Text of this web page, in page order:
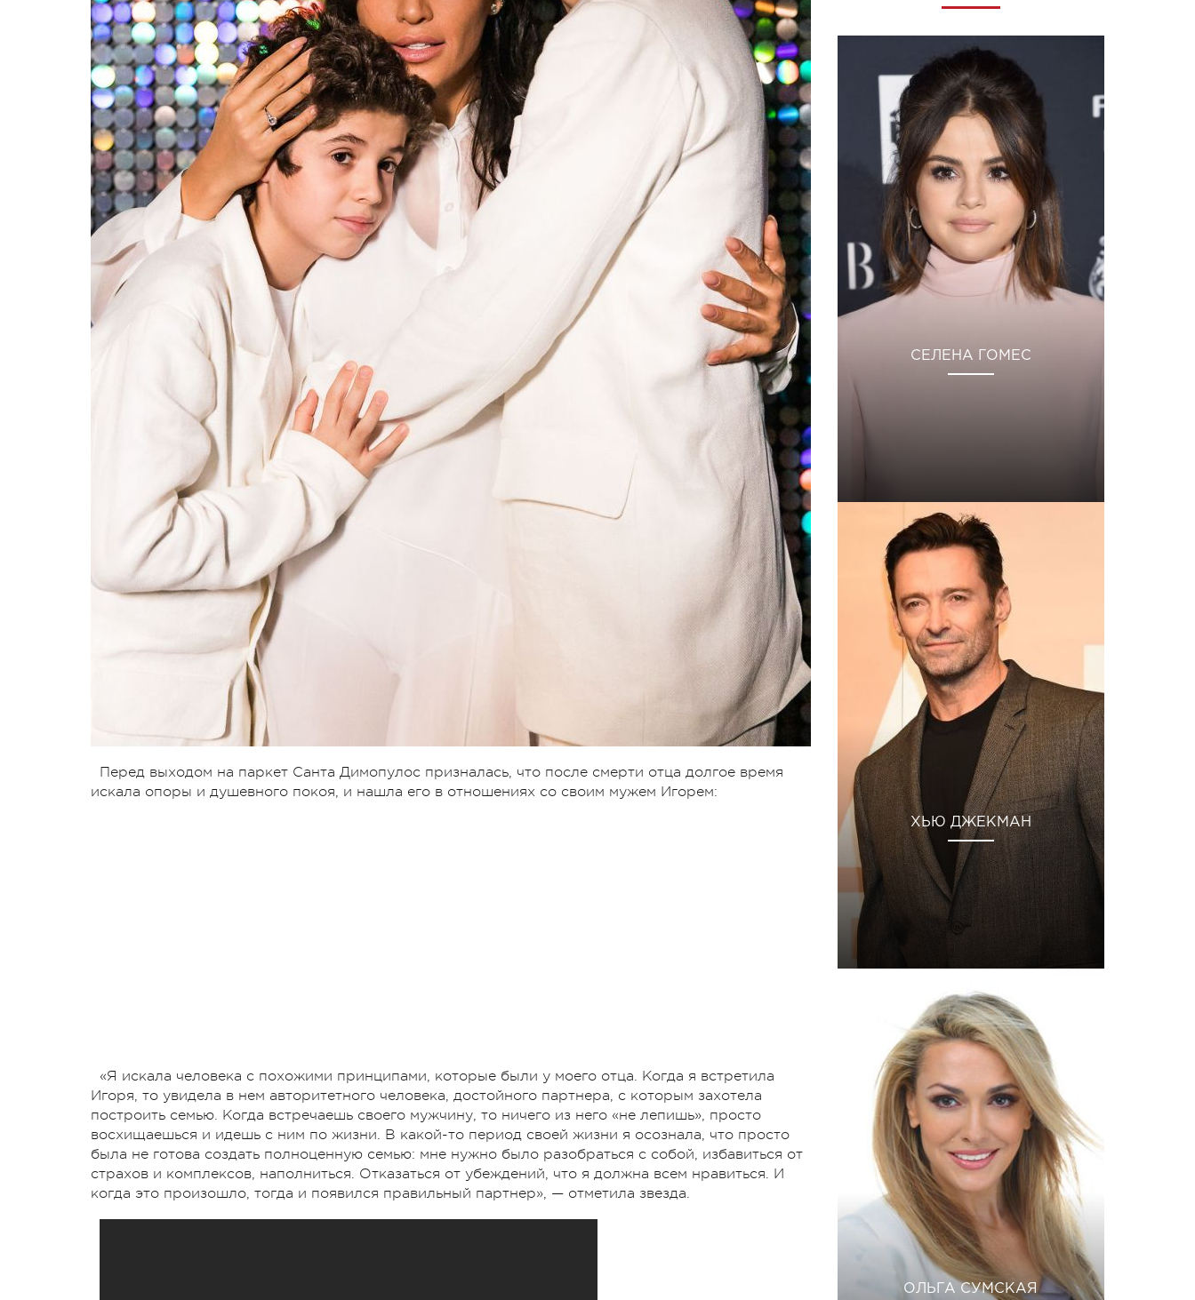
Перед выходом на паркет Санта Димопулос призналась, что после смерти отца долгое время
искала опоры и душевного покоя, и нашла его в отношениях со своим мужем Игорем:
«Я искала человека с похожими принципами, которые были у моего отца. Когда я встретила
Игоря, то увидела в нем авторитетного человека, достойного партнера, с которым захотела
построить семью. Когда встречаешь своего мужчину, то ничего из него «не лепишь», просто
восхищаешься и идешь с ним по жизни. В какой-то период своей жизни я осознала, что просто
была не готова создать полноценную семью: мне нужно было разобраться с собой, избавиться от
страхов и комплексов, наполниться. Отказаться от убеждений, что я должна всем нравиться. И
когда это произошло, тогда и появился правильный партнер», — отметила звезда.
СЕЛЕНА ГОМЕС
ХЬЮ ДЖЕКМАН
ОЛЬГА СУМСКАЯ